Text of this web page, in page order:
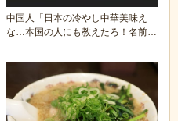
中国人「日本の冷やし中華美味え
な…本国の人にも教えたろ！名前